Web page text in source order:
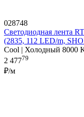
028748
Светодиодная лента
(2835, 112 LED/m,
Cool | Холодный 8000
2 47779
₽/м